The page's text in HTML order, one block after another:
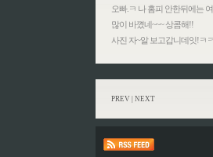
오빠.ㅋ 나 홈피 안한뒤에는
많이 바꼈네~~~ 상콤해!!
사진 자~알 보고갑니데잇!ㅋ
PREV NEXT